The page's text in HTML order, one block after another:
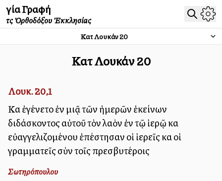
Ἁγία Γραφή
τῆς Ὀρθοδόξου Ἐκκλησίας
Κατὰ Λουκάν20
Κατὰ Λουκάν20
Λουκ. 20,1
Καὶ ἐγένετο ἐν μιᾷ τῶν ἡμερῶν ἐκείνων
διδάσκοντος αὐτοῦ τὸν λαὸν ἐν τῷ ἱερῷ καὶ
εὐαγγελιζομένου ἐπέστησαν οἱ ἱερεῖς καὶ οἱ
γραμματεῖς σὺν τοῖς πρεσβυτέροις
Σωτηρόπουλου